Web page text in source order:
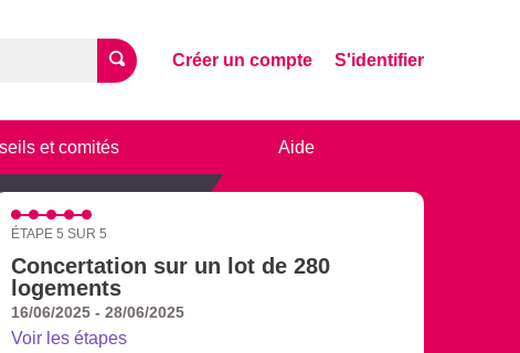
Créer un compte S'identifier
et comités Aide
ÉTAPE 5 SUR 5
Concertation sur un lot de 280
logements
16/06/2025 - 28/06/2025
Voir les étapes